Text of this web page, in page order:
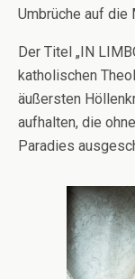
Umbrüche auf die
Der Titel „IN
katholischen
äußersten
aufhalten, die
Paradies